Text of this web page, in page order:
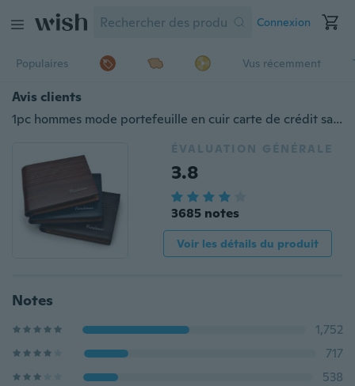
Connexion
Populaires Vus récemment
Avis clients
1pc hommes mode portefeuille en cuir carte de crédit sac à main d'embrayage bifold
ÉVALUATION GÉNÉRALE
3.8
3685 notes
Voir les détails du produit
Notes
1,752
717
538